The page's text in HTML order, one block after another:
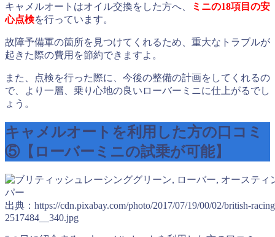
キャメルオートはオイル交換をした方へ、
ミニの18項目の安
心点検を行っています。
故障予備軍の箇所を見つけてくれるため、重大なトラブルが
起きた際の費用を節約できますよ。
また、点検を行った際に、今後の整備の計画をしてくれるの
で、より一層、乗り心地の良いローバーミニに仕上がるでし
ょう。
キャメルオートを利用した方の口コミ
⑤【ローバーミニの試乗が可能】
出典：https://cdn.pixabay.com/photo/2017/07/19/00/02/british-
2517484__340.jpg